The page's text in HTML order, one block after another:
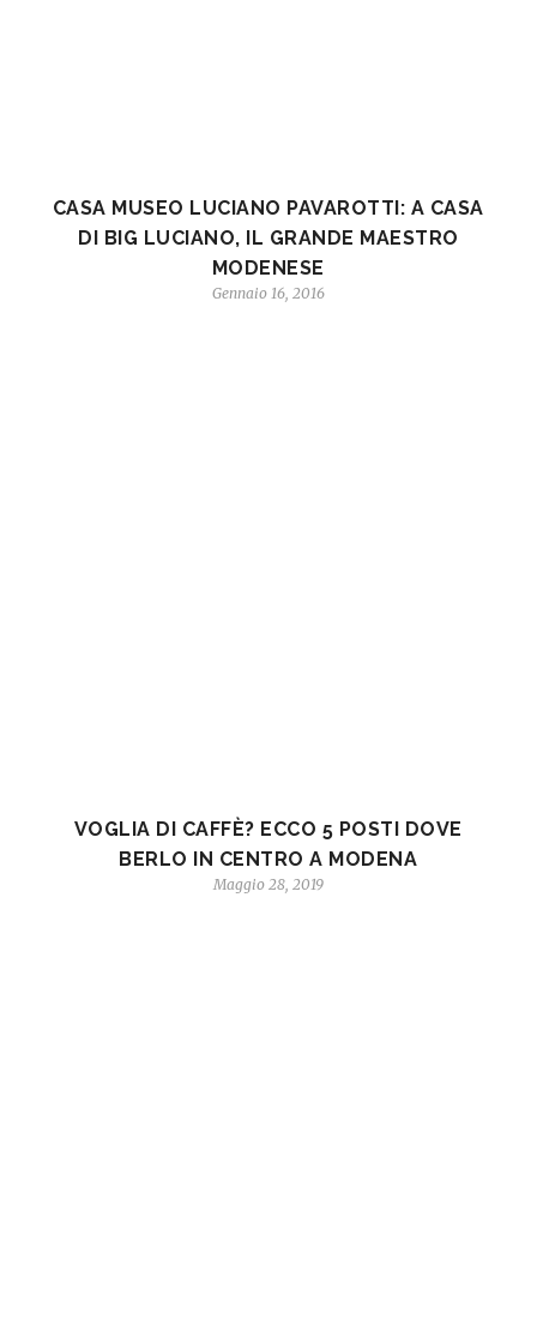
CASA MUSEO LUCIANO PAVAROTTI: A CASA
DI BIG LUCIANO, IL GRANDE MAESTRO
MODENESE
Gennaio 16, 2016
VOGLIA DI CAFFÈ? ECCO 5 POSTI DOVE
BERLO IN CENTRO A MODENA
Maggio 28, 2019